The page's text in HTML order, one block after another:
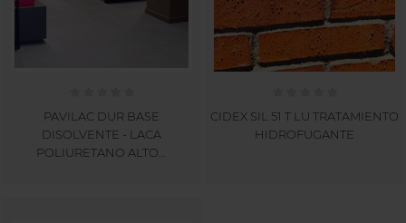
PAVILAC DUR BASE
DISOLVENTE - LACA
POLIURETANO ALTO...
CIDEX SIL 51 T LU TRATAMIENTO
HIDROFUGANTE